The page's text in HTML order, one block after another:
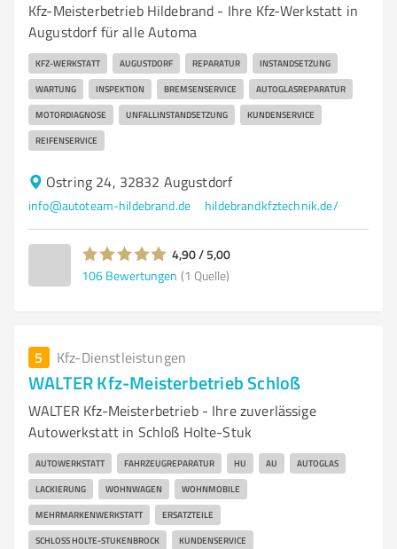
Kfz-Meisterbetrieb Hildebrand - Ihre Kfz-Werkstatt in
Augustdorf für alle Automa
KFZ-WERKSTATT AUGUSTDORF REPARATUR INSTANDSETZUNG
WARTUNG INSPEKTION BREMSENSERVICE AUTOGLASREPARATUR
MOTORDIAGNOSE UNFALLINSTANDSETZUNG KUNDENSERVICE
REIFENSERVICE
Ostring 24, 32832 Augustdorf
info@autoteam-hildebrand.de hildebrandkfztechnik.de/
4,90 / 5,00
106 Bewertungen (1 Quelle)
5 Kfz-Dienstleistungen
WALTER Kfz-Meisterbetrieb Schloß
WALTER Kfz-Meisterbetrieb - Ihre zuverlässige
Autowerkstatt in Schloß Holte-Stuk
AUTOWERKSTATT FAHRZEUGREPARATUR HU AU AUTOGLAS
LACKIERUNG WOHNWAGEN WOHNMOBILE
MEHRMARKENWERKSTATT ERSATZTEILE
SCHLOSS HOLTE-STUKENBROCK KUNDENSERVICE